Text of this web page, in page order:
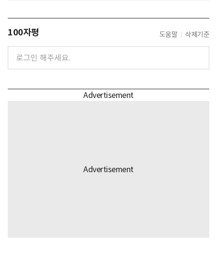
100자평 도움말 삭제기준